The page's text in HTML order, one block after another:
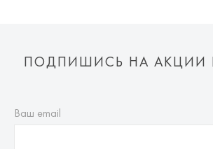
ПОДПИШИСЬ НА АКЦИИ
Ваш email